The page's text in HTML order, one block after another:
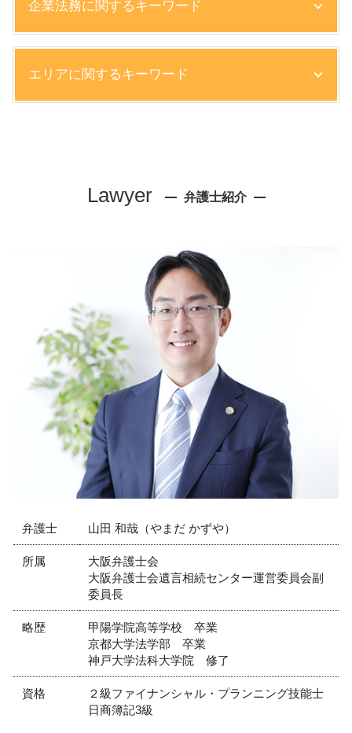
企業法務に関するキーワード
内部統制 目的
労働問題 示談
会社 コンプライアンス
損害賠償 債務不履行
退職 残業代 請求
労働問題 長時間労働
労働審判 異議
自主退職 促す
借用書 期限
債権回収の流れ
弁護士 契約書 リーガルチェック
エリアに関するキーワード
離婚 弁護士 相談 尼崎市
企業法務 弁護士 相談 大阪市
企業法務 弁護士 相談 西宮市
相続 弁護士 相談 神戸市
顧問弁護士 弁護士 相談 芦屋市
不動産トラブル 弁護士 相談 神戸市
離婚 弁護士 相談 神戸市
相続 弁護士 相談 大阪市
リーガルチェック 弁護士 相談 西宮市
労働問題 弁護士 相談 西宮市
リーガルチェック 弁護士 相談 尼崎市
リーガルチェック 弁護士 相談 大阪市
企業法務 弁護士 相談 芦屋市
離婚 弁護士 相談 大阪市
交通事故 弁護士 相談 大阪市
Lawyer 弁護士紹介
弁護士 山田 和哉（やまだ かずや）
所属
大阪弁護士会
大阪弁護士会遺言相続センター運営委員会副
委員長
略歴
甲陽学院高等学校 卒業
京都大学法学部 卒業
神戸大学法科大学院 修了
資格
２級ファイナンシャル・プランニング技能士
日商簿記3級